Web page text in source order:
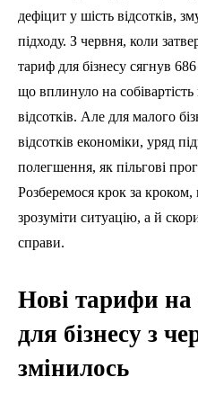
дефіцит у шість відсотків,
підходу. З червня, коли
тариф для бізнесу сягнув
що вплинуло на собівартість
відсотків. Але для малого
відсотків економіки, уряд
полегшення, як пільгові
Розберемося крок за
зрозуміти ситуацію, а й
справи.
Нові тарифи на
для бізнесу з
змінилось